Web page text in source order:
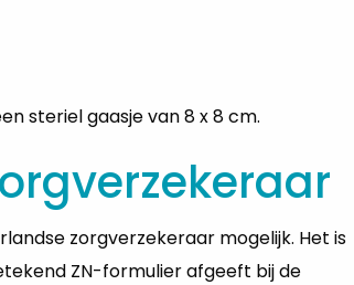
steriel gaasje van 8 x 8 cm.
zorgverzekeraar mogelijk. Het is
ZN-formulier afgeeft bij de